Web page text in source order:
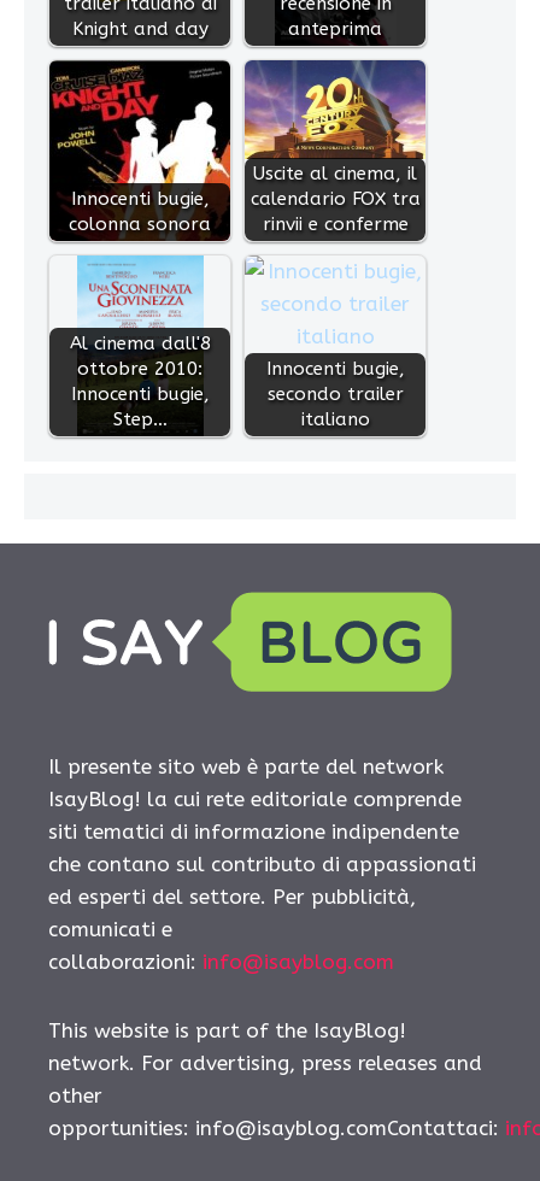
Knight and day
anteprima
Innocenti bugie,
colonna sonora
Uscite al cinema, il
calendario FOX tra
rinvii e conferme
Al cinema dall'8
ottobre 2010:
Innocenti bugie,
Step…
Innocenti bugie,
secondo trailer
italiano
Il presente sito web è parte del network
IsayBlog! la cui rete editoriale comprende
siti tematici di informazione indipendente
che contano sul contributo di appassionati
ed esperti del settore. Per pubblicità,
comunicati e
collaborazioni: info@isayblog.com
This website is part of the IsayBlog!
network. For advertising, press releases and
other
opportunities: info@isayblog.comContattaci: